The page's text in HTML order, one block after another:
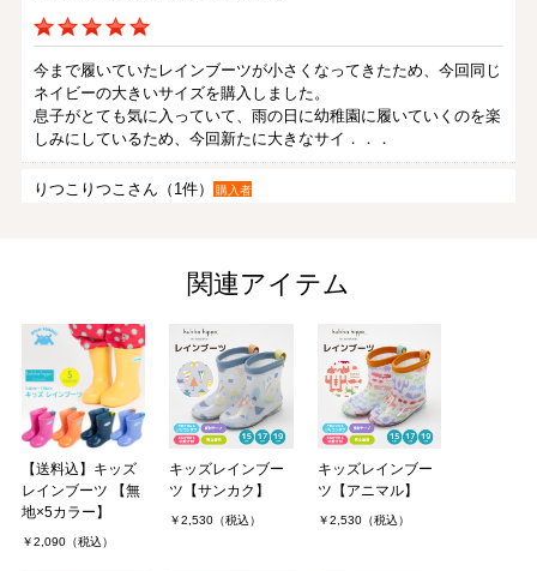
今まで履いていたレインブーツが小さくなってきたため、今回同じ
ネイビーの大きいサイズを購入しました。
息子がとても気に入っていて、雨の日に幼稚園に履いていくのを楽
しみにしているため、今回新たに大きなサイ．．．
りつこりつこさん（1件） 購入者
１歳8ヶ月の息子用に少し大きめの15センチで購入しました。
す。
以前お兄ちゃん用にも購入したので、お揃いで履いているととても
可愛いです！
購入．．．
長野県/40代/女性 投稿日：2022年04月23日
関連アイテム
【送料込】キッズ
レインブーツ 【無
地×5カラー】
￥2,090（税込）
キッズレインブー
ツ【サンカク】
￥2,530（税込）
キッズレインブー
ツ【アニマル】
￥2,530（税込）